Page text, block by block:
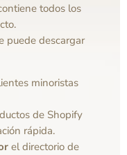
todos los
puede descargar
minoristas
de Shopify
rápida.
el directorio de